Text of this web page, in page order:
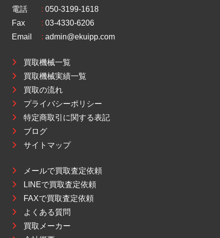
電話
: 050-3199-1618
Fax
: 03-4330-6206
Email
: admin@ekuipp.com
買取機械一覧
買取機械実績一覧
買取の流れ
プライバシーポリシー
特定商取引に関する表記
ブログ
サイトマップ
メールで買取査定依頼
LINEで買取査定依頼
FAXで買取査定依頼
よくある質問
買取メーカー